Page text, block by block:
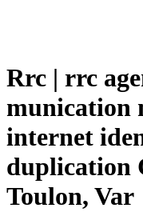
Rrc | rrc
munica­tion
internet
duplication
Toulon, Var